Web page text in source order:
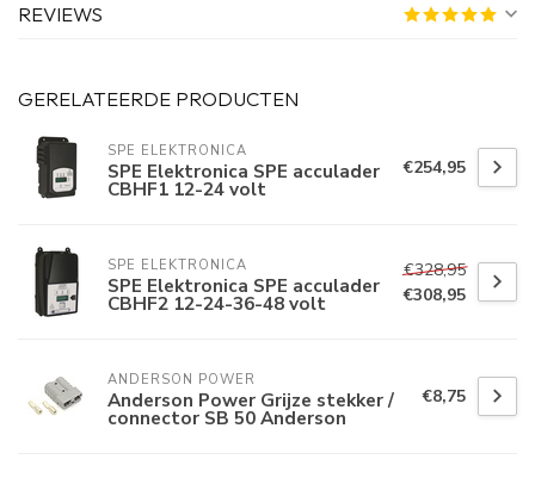
REVIEWS
GERELATEERDE PRODUCTEN
SPE ELEKTRONICA
SPE Elektronica SPE acculader
CBHF1 12-24 volt
€254,95
SPE ELEKTRONICA
SPE Elektronica SPE acculader
CBHF2 12-24-36-48 volt
€328,95
€308,95
ANDERSON POWER
Anderson Power Grijze stekker /
connector SB 50 Anderson
€8,75